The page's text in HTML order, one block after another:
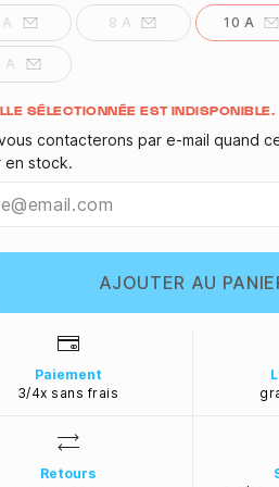
8 A 10 A
A
SÉLECTIONNÉE EST INDISPONIBLE.
contacterons par e-mail quand
en stock.
AJOUTER AU
Paiement
3/4x sans frais
Retours